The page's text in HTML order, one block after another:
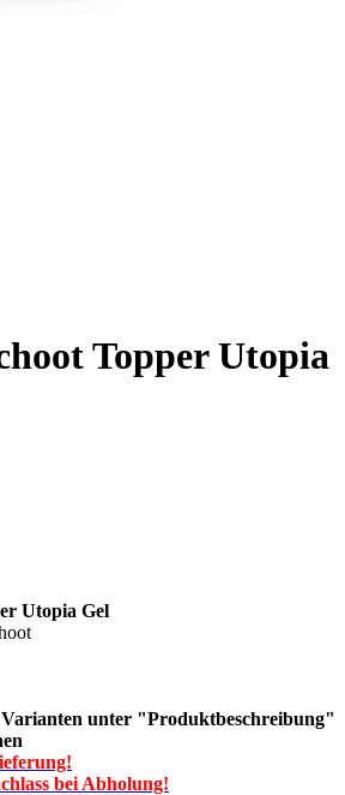
Topper Utopia
Utopia Gel
unter "Produktbeschreibung"
bei Abholung!